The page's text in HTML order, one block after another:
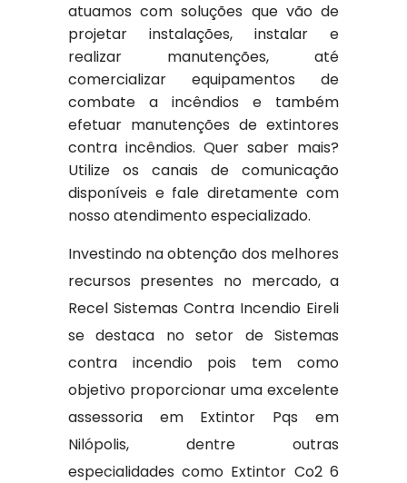
atuamos com soluções que vão de
projetar instalações, instalar e
realizar manutenções, até
comercializar equipamentos de
combate a incêndios e também
efetuar manutenções de extintores
contra incêndios. Quer saber mais?
Utilize os canais de comunicação
disponíveis e fale diretamente com
nosso atendimento especializado.
Investindo na obtenção dos melhores
recursos presentes no mercado, a
Recel Sistemas Contra Incendio Eireli
se destaca no setor de Sistemas
contra incendio pois tem como
objetivo proporcionar uma excelente
assessoria em Extintor Pqs em
Nilópolis, dentre outras
especialidades como Extintor Co2 6